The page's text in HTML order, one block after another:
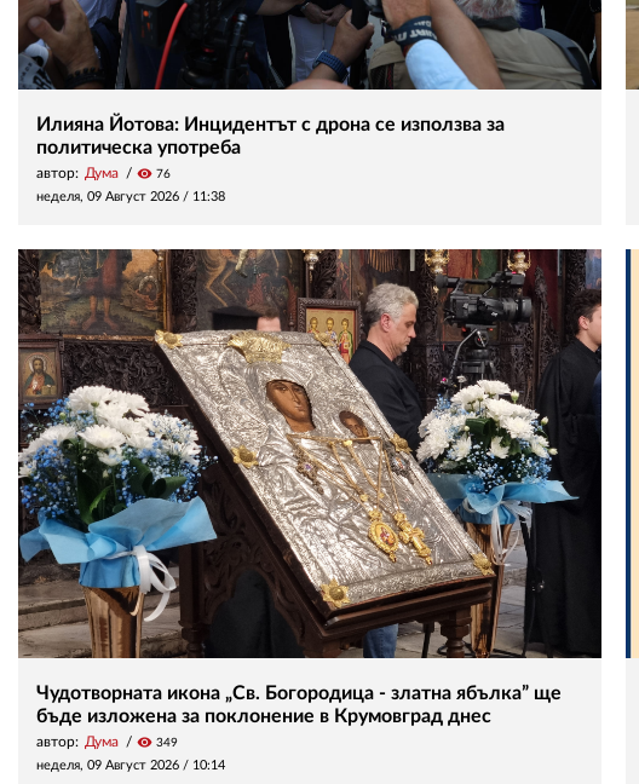
Илияна Йотова: Инцидентът с дрона се използва за
политическа употреба
автор: Дума visibility 76
неделя, 09 Август 2026 / 11:38
Чудотворната икона „Св. Богородица - златна ябълка” ще
бъде изложена за поклонение в Крумовград днес
автор: Дума visibility 349
неделя, 09 Август 2026 / 10:14